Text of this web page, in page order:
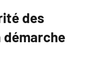
des
démarche